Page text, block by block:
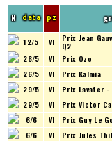
N data pz
12/5 VI Prix Jean
Q2
26/5
VI Prix Ozo
26/5
VI Prix Kalmia
29/5
VI Prix Lavater
29/5
VI Prix Victor
6/6
VI Prix Guy Le
6/6
VI Prix Jules